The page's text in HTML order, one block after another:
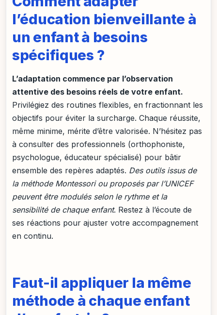
l’éducation bienveillante à
un enfant à besoins
spécifiques ?
L’adaptation commence par l’observation
attentive des besoins réels de votre enfant.
Privilégiez des routines flexibles, en fractionnant les
objectifs pour éviter la surcharge. Chaque réussite,
même minime, mérite d’être valorisée. N’hésitez pas
à consulter des professionnels (orthophoniste,
psychologue, éducateur spécialisé) pour bâtir
ensemble des repères adaptés. Des outils issus de
la méthode Montessori ou proposés par l’UNICEF
peuvent être modulés selon le rythme et la
sensibilité de chaque enfant. Restez à l’écoute de
ses réactions pour ajuster votre accompagnement
en continu.
Faut-il appliquer la même
méthode à chaque enfant